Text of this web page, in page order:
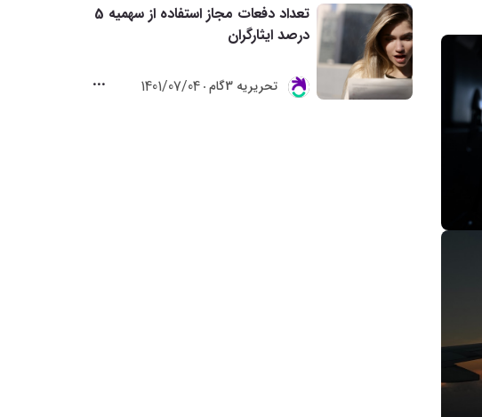
تعداد دفعات مجاز استفاده از سهمیه 5
درصد ایثارگران
تحريريه 3گام 1401/07/04